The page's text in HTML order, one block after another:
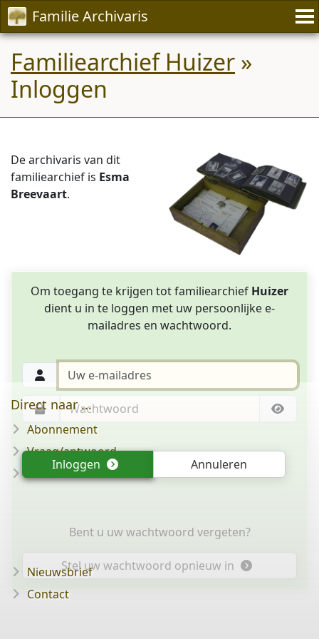
Familie Archivaris
Familiearchief Huizer »
Inloggen
De archivaris van dit
familiearchief is Esma
Breevaart.
Om toegang te krijgen tot familiearchief Huizer
dient u in te loggen met uw persoonlijke e-
mailadres en wachtwoord.
Inloggen Annuleren
Bent u uw wachtwoord vergeten?
Stel uw wachtwoord opnieuw in
Direct naar ...
Abonnement
Vraag/antwoord
Disclaimer
Nieuwsbrief
Contact